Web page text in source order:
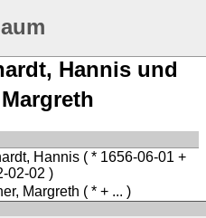
Hannis und
Hannis ( * 1656-06-01 +
02-02 )
Margreth ( * + ... )